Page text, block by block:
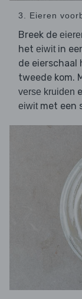
3. Eieren
Breek de
het eiwitin
de eierschaal
tweede kom.
verse kruiden
eiwitmet een